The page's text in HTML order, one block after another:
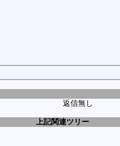
返信無し
上記関連ツリー